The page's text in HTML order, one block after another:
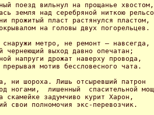
поезд вильнул на прощанье хвостом,
земля над серебряной ниткою
прожитый пласт растянулся пластом,
на головы двух погорельцев.
снаружи метро, не ремонт – навсегда,
чернеющий выход давно опечатан;
напруги дрожат наверху провода,
мотив бессловесного чата.
ни шороха. Лишь отсыревший патрон
ногами,  лишенный  спасительной
скамейке задумчиво курит Харон,
свои полномочия экс-перевозчик.